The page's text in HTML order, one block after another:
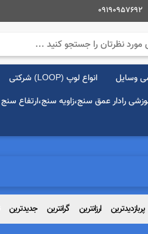
09190957692
وسایل انواع لوپ (LOOP) شرکتی
رادار عمق سنج،زاویه سنج،ارتفاع سنج
پربازدیدترین ارزانترین گرانترین جدیدترین